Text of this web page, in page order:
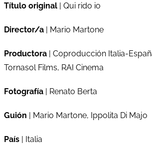
Título original | Qui rido io
Director/a | Mario Martone
Productora | Coproducción Italia-
Tornasol Films, RAI Cinema
Fotografía | Renato Berta
Guión | Mario Martone, Ippolita Di Majo
País | Italia